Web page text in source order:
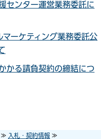
センター運営業務委託に
ーケティング業務委託公
かる請負契約の締結につ
≫ 入札・契約情報 ≫